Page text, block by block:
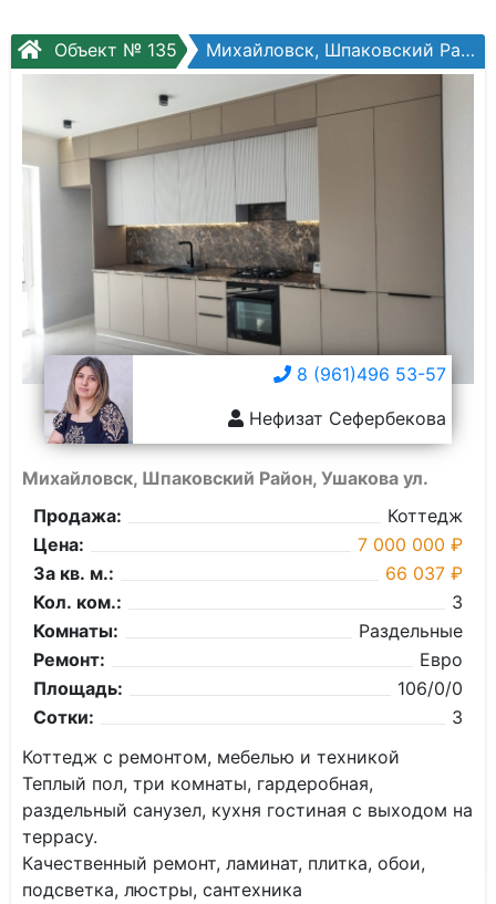
Объект № 135 Михайловск, Шпаковский Район, Ушакова ул.
8 (961)496 53-57
Нефизат Сефербекова
Михайловск, Шпаковский Район, Ушакова ул.
Продажа:
Коттедж
Цена:
7 000 000 ₽
За кв. м.:
66 037 ₽
Кол. ком.:
3
Комнаты:
Раздельные
Ремонт:
Евро
Площадь:
106/0/0
Сотки:
3
Коттедж с ремонтом, мебелью и техникой
Теплый пол, три комнаты, гардеробная,
раздельный санузел, кухня гостиная с выходом на
террасу.
Качественный ремонт, ламинат, плитка, обои,
подсветка, люстры, сантехника